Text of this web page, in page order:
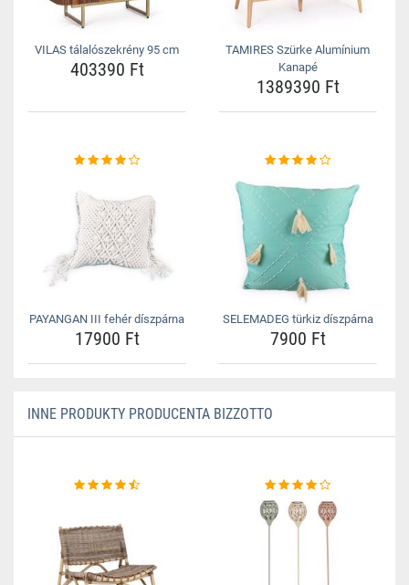
VILAS tálalószekrény 95 cm
403390 Ft
TAMIRES Szürke Alumínium
Kanapé
1389390 Ft
PAYANGAN III fehér díszpárna
17900 Ft
SELEMADEG türkiz díszpárna
7900 Ft
INNE PRODUKTY PRODUCENTA BIZZOTTO